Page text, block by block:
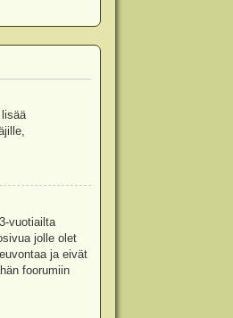
vuotiailta
jolle olet
ja eivät
foorumiin